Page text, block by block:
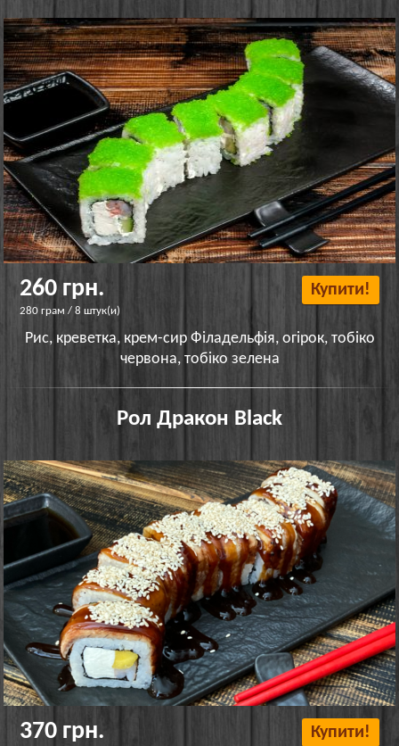
260 грн.
280 грам / 8 штук(и)
Купити!
Рис, креветка, крем-сир Філадельфія, огірок, тобіко
червона, тобіко зелена
Рол Дракон Black
370 грн. Купити!